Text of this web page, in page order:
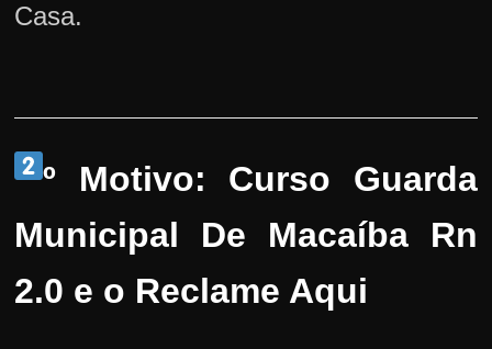
Casa.
º Motivo: Curso Guarda
Municipal De Macaíba Rn
2.0 e o Reclame Aqui